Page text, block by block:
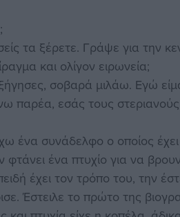
τα ξέρετε. Γράψε για την
και ολίγον ειρωνεία;
σοβαρά μιλάω. Εγώ
παρέα, εσάς τους
ένα συνάδελφο ο οποίος
φτάνει ένα πτυχίο για να
έχει τον τρόπο του, την
Έστειλε το πρώτο της